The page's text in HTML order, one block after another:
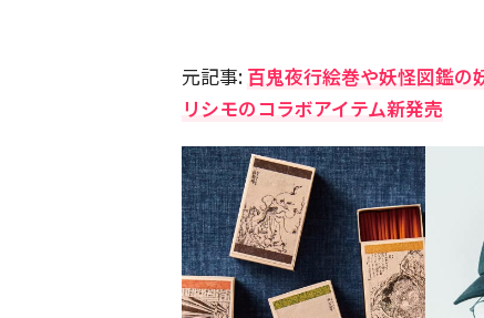
元記事: 百鬼夜行絵巻や妖怪図鑑の
リシモのコラボアイテム新発売